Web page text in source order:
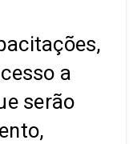
a
serão